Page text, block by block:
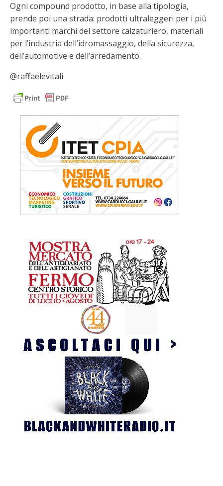
Ogni compound prodotto, in base alla tipologia,
prende poi una strada: prodotti ultraleggeri per i più
importanti marchi del settore calzaturiero, materiali
per l’industria dell’idromassaggio, della sicurezza,
dell’automotive e dell’arredamento.
@raffaelevitali